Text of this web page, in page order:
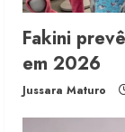
Fakini
em 2026
Jussara Maturo